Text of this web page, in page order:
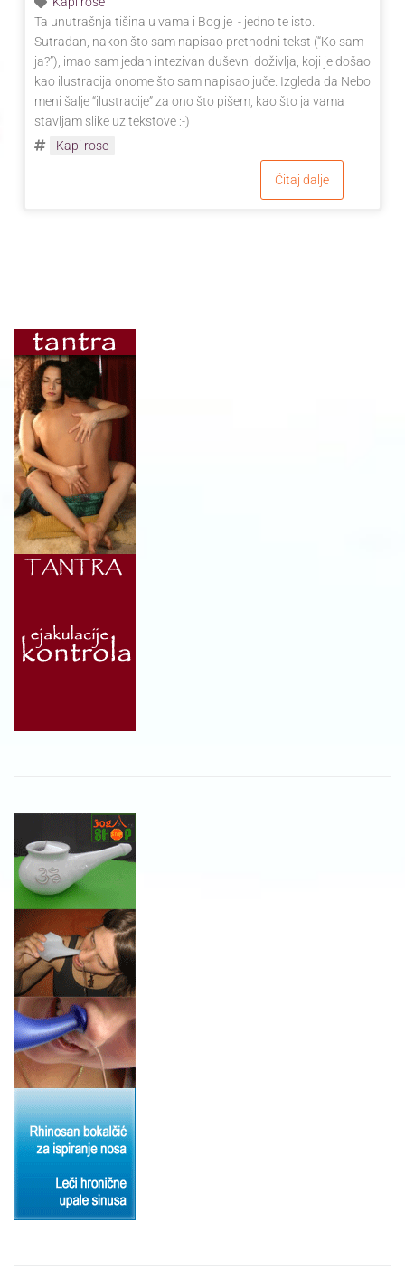
Ta unutrašnja tišina u vama i Bog je - jedno te isto.
Sutradan, nakon što sam napisao prethodni tekst (“Ko sam
ja?”), imao sam jedan intezivan duševni doživlja, koji je došao
kao ilustracija onome što sam napisao juče. Izgleda da Nebo
meni šalje “ilustracije” za ono što pišem, kao što ja vama
stavljam slike uz tekstove :-)
Kapi rose
Čitaj dalje